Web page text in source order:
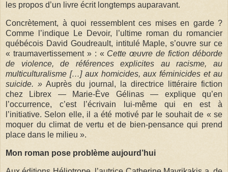
les propos d’un livre écrit longtemps auparavant.
Concrètement, à quoi ressemblent ces mises en garde ?
Comme l’indique Le Devoir, l’ultime roman du romancier
québécois David Goudreault, intitulé Maple, s’ouvre sur ce
« traumavertissement » : « Cette œuvre de fiction déborde
de violence, de références explicites au racisme, au
multiculturalisme […] aux homicides, aux féminicides et au
suicide. » Auprès du journal, la directrice littéraire fiction
chez Librex — Marie-Ève Gélinas — explique qu’en
l’occurrence, c’est l’écrivain lui-même qui en est à
l’initiative. Selon elle, il a été motivé par le souhait de « se
moquer du climat de vertu et de bien-pensance qui prend
place dans le milieu ».
Mon roman pose problème aujourd’hui